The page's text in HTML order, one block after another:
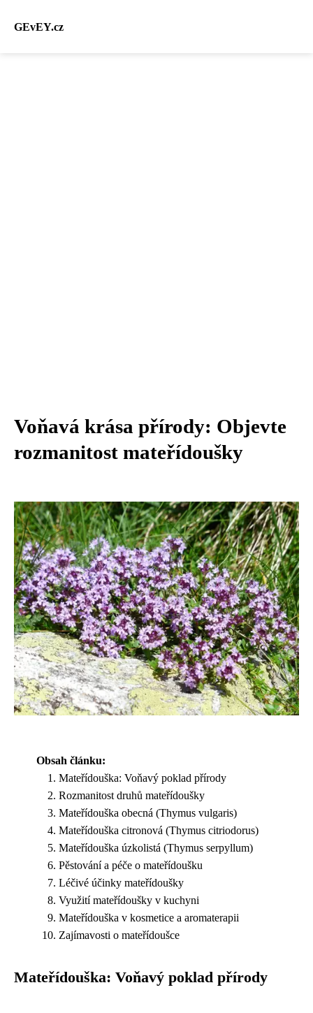
GEvEY.cz
Voňavá krása přírody: Objevte
rozmanitost mateřídoušky
Obsah článku:
Mateřídouška: Voňavý poklad přírody
Rozmanitost druhů mateřídoušky
Mateřídouška obecná (Thymus vulgaris)
Mateřídouška citronová (Thymus citriodorus)
Mateřídouška úzkolistá (Thymus serpyllum)
Pěstování a péče o mateřídoušku
Léčivé účinky mateřídoušky
Využití mateřídoušky v kuchyni
Mateřídouška v kosmetice a aromaterapii
Zajímavosti o mateřídoušce
Mateřídouška: Voňavý poklad přírody